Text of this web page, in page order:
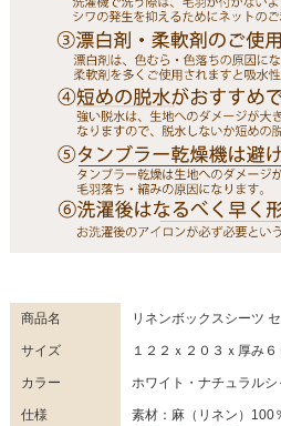
商品名 リネンボックスシーツ
サイズ １２２ｘ２０３ｘ厚み６
カラー ホワイト・ナチュラル
仕様
素材：麻（リネン）100